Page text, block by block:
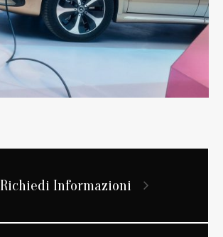
Richiedi Informazioni